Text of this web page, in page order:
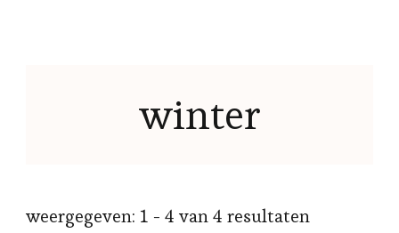
winter
weergegeven: 1 - 4 van 4 resultaten